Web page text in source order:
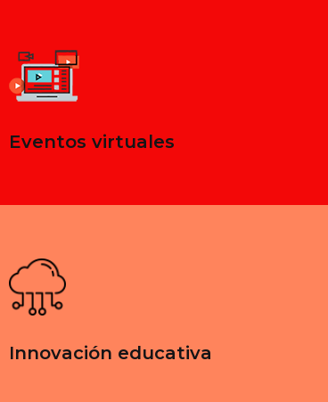
Eventos virtuales
Innovación educativa